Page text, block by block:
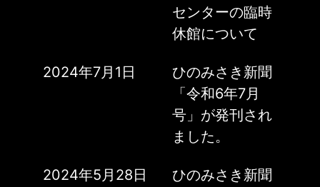
センターの臨時
休館について
2024年7月1日
ひのみさき新聞
「令和6年7月
号」が発刊され
ました。
2024年5月28日
ひのみさき新聞